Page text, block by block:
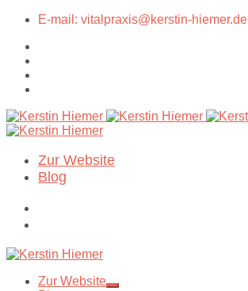
E-mail: vitalpraxis@kerstin-hiemer.de
Zur Website
Blog
Zur Website